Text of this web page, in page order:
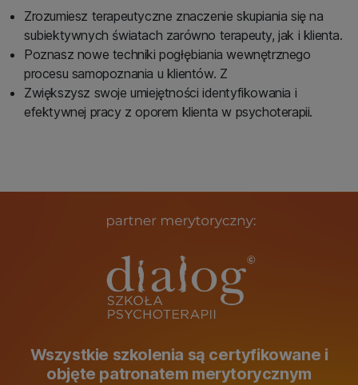
Zrozumiesz terapeutyczne znaczenie skupiania się na
subiektywnych światach zarówno terapeuty, jak i klienta.
Poznasz nowe techniki pogłębiania wewnętrznego
procesu samopoznania u klientów. Z
Zwiększysz swoje umiejętności identyfikowania i
efektywnej pracy z oporem klienta w psychoterapii.
Wszystkie szkolenia są certyfikowane i
objęte patronatem merytorycznym